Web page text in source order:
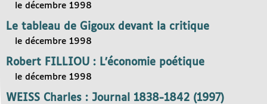
le décembre 1998
Le tableau de Gigoux devant la critique
le décembre 1998
Robert FILLIOU : L’économie poétique
le décembre 1998
WEISS Charles : Journal 1838-1842 (1997)